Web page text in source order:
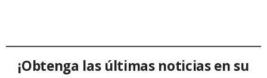
¡Obtenga las últimas noticias en su